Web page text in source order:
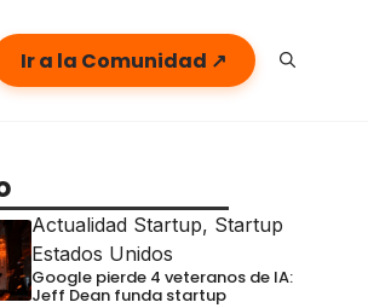
Ir a la Comunidad ↗
Actualidad Startup, Startup
Estados Unidos
Google pierde 4 veteranos de IA:
Jeff Dean funda startup